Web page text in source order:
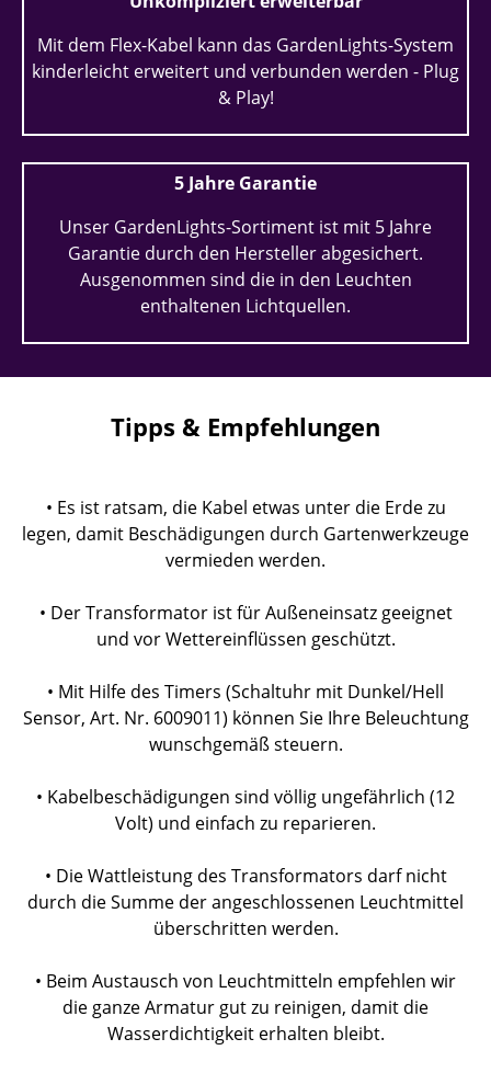
Mit dem Flex-Kabel kann das GardenLights-System
kinderleicht erweitert und verbunden werden - Plug
& Play!
5 Jahre Garantie
Unser GardenLights-Sortiment ist mit 5 Jahre
Garantie durch den Hersteller abgesichert.
Ausgenommen sind die in den Leuchten
enthaltenen Lichtquellen.
Tipps & Empfehlungen
• Es ist ratsam, die Kabel etwas unter die Erde zu
legen, damit Beschädigungen durch Gartenwerkzeuge
vermieden werden.
• Der Transformator ist für Außeneinsatz geeignet
und vor Wettereinflüssen geschützt.
• Mit Hilfe des Timers (Schaltuhr mit Dunkel/Hell
Sensor, Art. Nr. 6009011) können Sie Ihre Beleuchtung
wunschgemäß steuern.
• Kabelbeschädigungen sind völlig ungefährlich (12
Volt) und einfach zu reparieren.
• Die Wattleistung des Transformators darf nicht
durch die Summe der angeschlossenen Leuchtmittel
überschritten werden.
• Beim Austausch von Leuchtmitteln empfehlen wir
die ganze Armatur gut zu reinigen, damit die
Wasserdichtigkeit erhalten bleibt.